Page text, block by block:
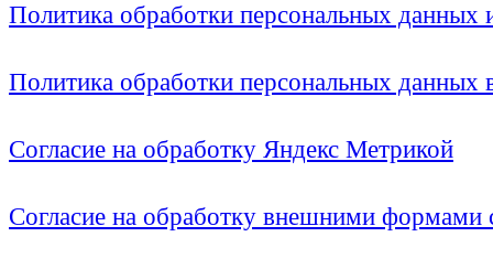
Политика обработки персональных
Политика обработки персональных
Согласие на обработку Яндекс Метрикой
Согласие на обработку внешними формами